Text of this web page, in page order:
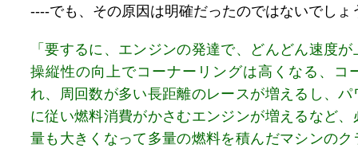
----でも、その原因は明確だったのではないでしょ
「要するに、エンジンの発達で、どんどん速度
操縦性の向上でコーナーリングは高くなる、コ
れ、周回数が多い長距離のレースが増えるし、パ
に従い燃料消費がかさむエンジンが増えるなど
量も大きくなって多量の燃料を積んだマシンのク